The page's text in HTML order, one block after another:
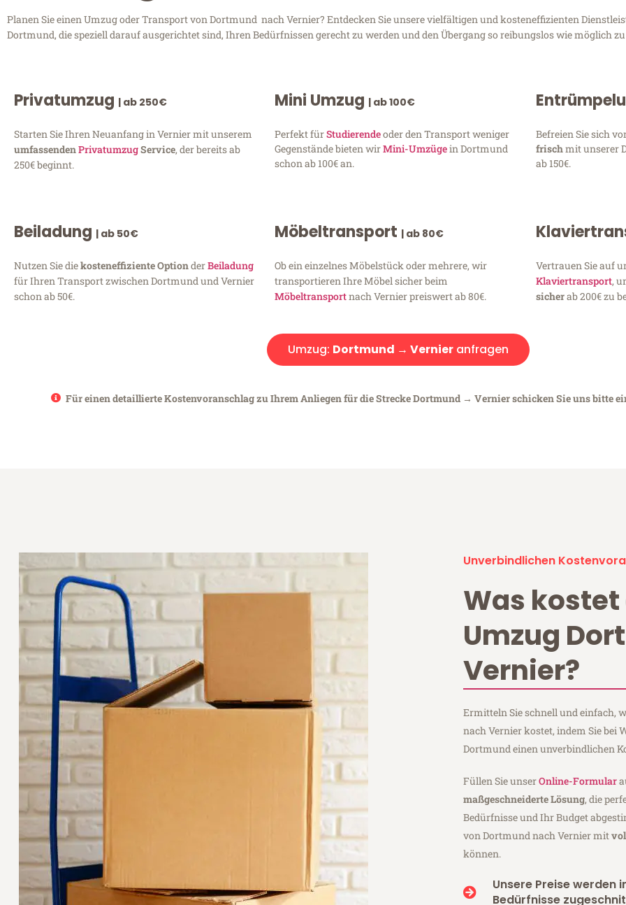
Planen Sie einen Umzug oder Transport von Dortmund nach Vernier? Entdecken Sie unsere vielfältigen und kosteneffizienten
Dortmund, die speziell darauf ausgerichtet sind, Ihren Bedürfnissen gerecht zu werden und den Übergang so reibungslos wie möglich
Privatumzug | ab 250€
Starten Sie Ihren Neuanfang in Vernier mit unserem
umfassendenPrivatumzugService, der bereits ab
250€ beginnt.
Mini Umzug | ab 100€
Perfekt fürStudierendeoder den Transport weniger
Gegenstände bieten wirMini-Umzügein Dortmund
schon ab 100€ an.
Befreien Sie sich
frischmit unserer
ab 150€.
Beiladung | ab 50€
Nutzen Sie diekosteneffiziente OptionderBeiladung
für Ihren Transport zwischen Dortmund und Vernier
schon ab 50€.
Möbeltransport | ab 80€
Ob ein einzelnes Möbelstück oder mehrere, wir
transportieren Ihre Möbel sicher beim
Möbeltransportnach Vernier preiswert ab 80€.
Vertrauen Sie auf
Klaviertransport,
sicherab 200€ zu
Umzug: Dortmund → Vernier anfragen
Für einen detaillierte Kostenvoranschlag zu Ihrem Anliegen für die Strecke Dortmund → Vernier schicken Sie uns bitte
Unverbindlichen
Was kostet
Umzug
Vernier?
Ermitteln Sie schnell und einfach,
nach Vernier kostet, indem Sie bei
Dortmund einen unverbindlichen
Füllen Sie unserOnline-Formular
maßgeschneiderte Lösung, die
Bedürfnisse und Ihr Budget
von Dortmund nach Vernier mit
können.
Unsere Preise werden
Bedürfnisse